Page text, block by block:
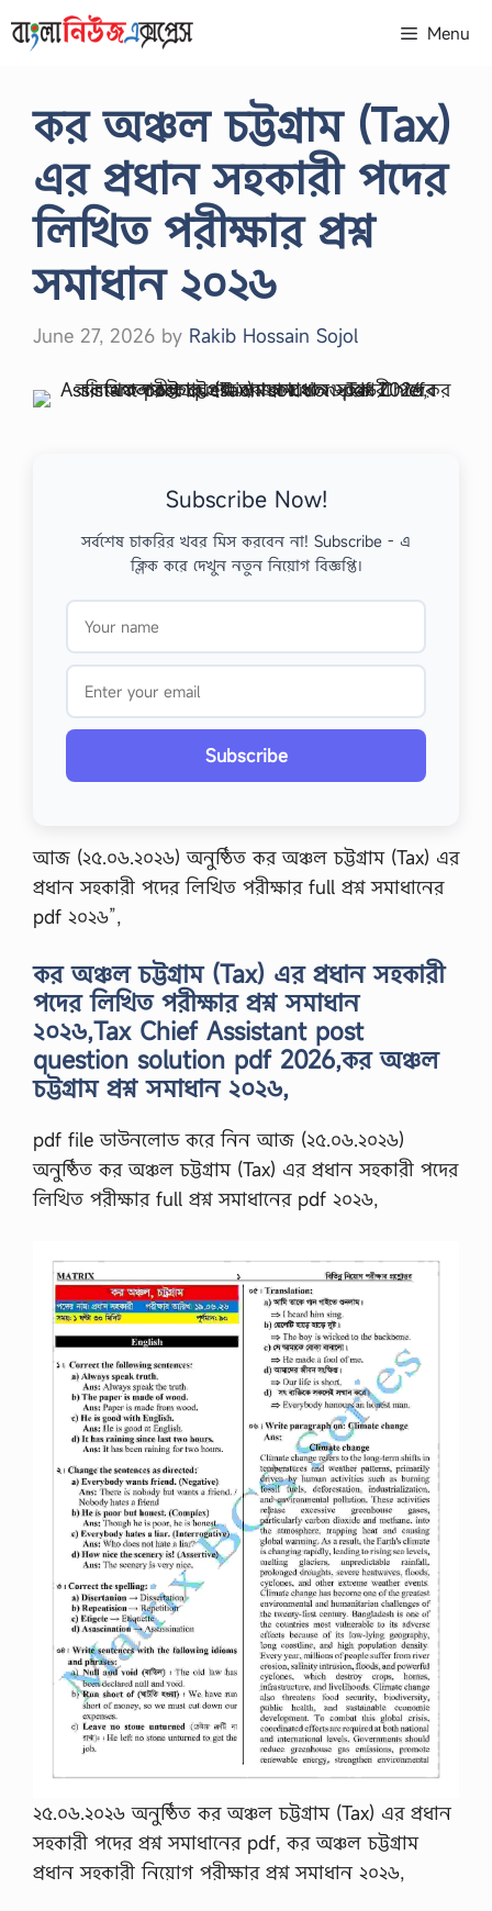
to
Menu
কর অঞ্চল চট্টগ্রাম (Tax)
এর প্রধান সহকারী পদের
লিখিত পরীক্ষার প্রশ্ন
সমাধান ২০২৬
June 27, 2026 by Rakib Hossain Sojol
Subscribe Now!
সর্বশেষ চাকরির খবর মিস করবেন না! Subscribe - এ
ক্লিক করে দেখুন নতুন নিয়োগ বিজ্ঞপ্তি।
Subscribe
আজ (২৫.০৬.২০২৬) অনুষ্ঠিত কর অঞ্চল চট্টগ্রাম (Tax) এর
প্রধান সহকারী পদের লিখিত পরীক্ষার full প্রশ্ন সমাধানের
pdf ২০২৬”,
কর অঞ্চল চট্টগ্রাম (Tax) এর প্রধান সহকারী
পদের লিখিত পরীক্ষার প্রশ্ন সমাধান
২০২৬,Tax Chief Assistant post
question solution pdf 2026,কর অঞ্চল
চট্টগ্রাম প্রশ্ন সমাধান ২০২৬,
pdf file ডাউনলোড করে নিন আজ (২৫.০৬.২০২৬)
অনুষ্ঠিত কর অঞ্চল চট্টগ্রাম (Tax) এর প্রধান সহকারী পদের
লিখিত পরীক্ষার full প্রশ্ন সমাধানের pdf ২০২৬,
২৫.০৬.২০২৬ অনুষ্ঠিত কর অঞ্চল চট্টগ্রাম (Tax) এর প্রধান
সহকারী পদের প্রশ্ন সমাধানের pdf, কর অঞ্চল চট্টগ্রাম
প্রধান সহকারী নিয়োগ পরীক্ষার প্রশ্ন সমাধান ২০২৬,